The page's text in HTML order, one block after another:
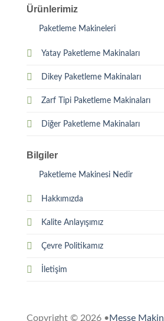
Ürünlerimiz
Paketleme Makineleri
Yatay Paketleme Makinaları
Dikey Paketleme Makinaları
Zarf Tipi Paketleme Makinaları
Diğer Paketleme Makinaları
Bilgiler
Paketleme Makinesi Nedir
Hakkımızda
Kalite Anlayışımız
Çevre Politikamız
İletişim
Copyright © 2026 •Messe